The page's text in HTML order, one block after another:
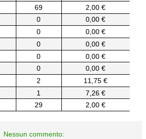
69
2,00 €
0
0,00 €
0
0,00 €
0
0,00 €
0
0,00 €
0
0,00 €
2
11,75 €
1
7,26 €
29 2,00 €
Nessun commento: